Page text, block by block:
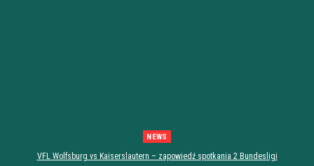
NEWS
VFL Wolfsburg vs Kaiserslautern – zapowiedź spotkania 2 Bundesligi